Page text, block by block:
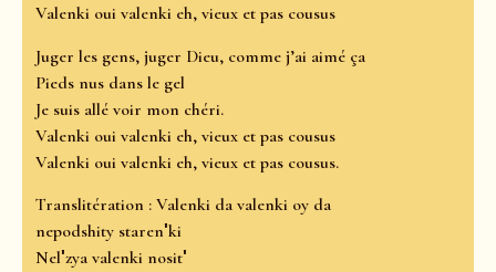
Valenki oui valenki eh, vieux et pas cousus
Juger les gens, juger Dieu, comme j’ai aimé ça
Pieds nus dans le gel
Je suis allé voir mon chéri.
Valenki oui valenki eh, vieux et pas cousus
Valenki oui valenki eh, vieux et pas cousus.
Translitération : Valenki da valenki oy da
nepodshity starenʹki
Nelʹzya valenki nositʹ